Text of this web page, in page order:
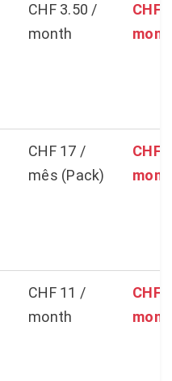
CHF 3.50 /
month
CHF
CHF 17 /
mês (Pack)
CHF
CHF 11 /
month
CHF